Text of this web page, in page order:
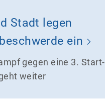
Stadt legen
ein
gegen eine 3. Start-
weiter